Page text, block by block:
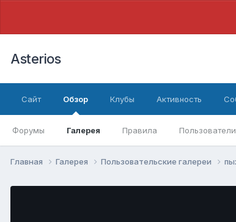
Asterios
Сайт Обзор
Форумы Галерея Правила
Клубы Активность
Главная Галерея Пользовательские галереи